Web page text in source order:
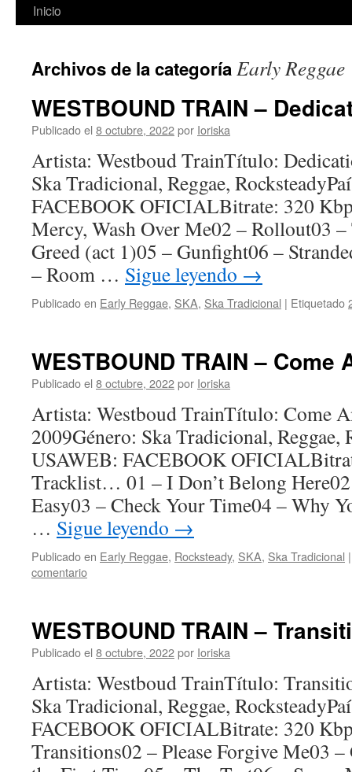
Inicio
Archivos de la categoríaEarly Reggae
WESTBOUND TRAIN –
Publicado el 8 octubre, 2022por Ioriska
Artista: Westboud TrainTítulo:
Ska Tradicional, Reggae,
FACEBOOK OFICIALBitrate: 320
Mercy, Wash Over Me02 – Rollout03
Greed (act 1)05 – Gunfight06 –
– Room … Sigue leyendo →
Publicado en Early Reggae, SKA, Ska Tradicional | Etiquetado
WESTBOUND TRAIN – Come
Publicado el 8 octubre, 2022por Ioriska
Artista: Westboud TrainTítulo: Come
2009Género: Ska Tradicional, Reggae,
USAWEB: FACEBOOK
Tracklist… 01 – I Don’t Belong
Easy03 – Check Your Time04 – Why
… Sigue leyendo →
Publicado en Early Reggae, Rocksteady, SKA, Ska Tradicional |
comentario
WESTBOUND TRAIN –
Publicado el 8 octubre, 2022por Ioriska
Artista: Westboud TrainTítulo:
Ska Tradicional, Reggae,
FACEBOOK OFICIALBitrate: 320
Transitions02 – Please Forgive Me03